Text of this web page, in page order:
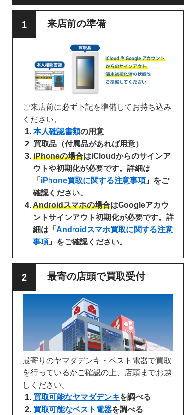
来店前の準備
ご来店前に必ず下記を準備してお持ち込み
ください。
本人確認書類の用意
買取品（付属品があれば用意）
iPhoneの場合はiCloudからのサインア
ウトや初期化が必要です。詳細は
「 iPhone買取に関する注意事項 」をご
確認ください。
Androidスマホの場合はGoogleアカウ
ントサインアウト初期化が必要です。詳
細は「 Androidスマホ買取に関する注意
事項 」をご確認ください。
最寄の店頭で買取受付
最寄りのヤマダデンキ・ベスト電器で買取
を行っているかご確認の上、店頭までお越
しください。
買取可能なヤマダデンキを調べる
買取可能なベスト電器を調べる